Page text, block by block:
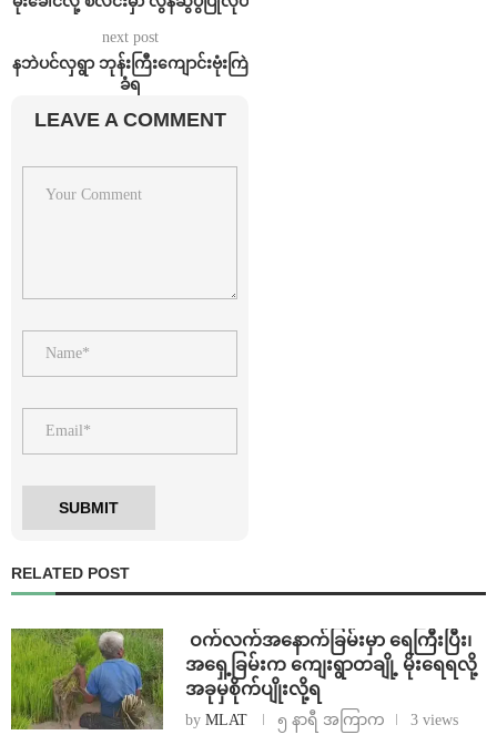
next post
နဘဲပင်လှရွာ ဘုန်းကြီးကျောင်းဗုံးကြဲ
ခံရ
LEAVE A COMMENT
RELATED POST
⁩ ⁨ဝက်လက်အနောက်ခြမ်းမှာ ရေကြီးပြီး၊
အရှေ့ခြမ်းက ကျေးရွာတချို့ မိုးရေရလို့
အခုမှစိုက်ပျိုးလို့ရ
by MLAT ၅ နာရီ အကြာက 3 views